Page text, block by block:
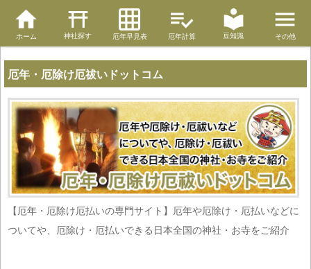
ホーム 神社探す 厄年早見表 厄年計算 豆知識 その他
厄年・厄除け厄祓いドットコム
【厄年・厄除け厄払いの専門サイト】厄年や厄除け・厄払いなどに
ついてや、厄除け・厄払いできる日本全国の神社・お寺をご紹介